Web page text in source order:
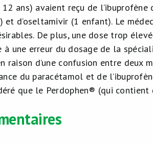
ans) avaient reçu de
et d’oseltamivir (1 enfant). Le
De plus, une dose trop
à une erreur du dosage de la
raison d’une confusion entre
du paracétamol et de
que le Perdophen® (qui